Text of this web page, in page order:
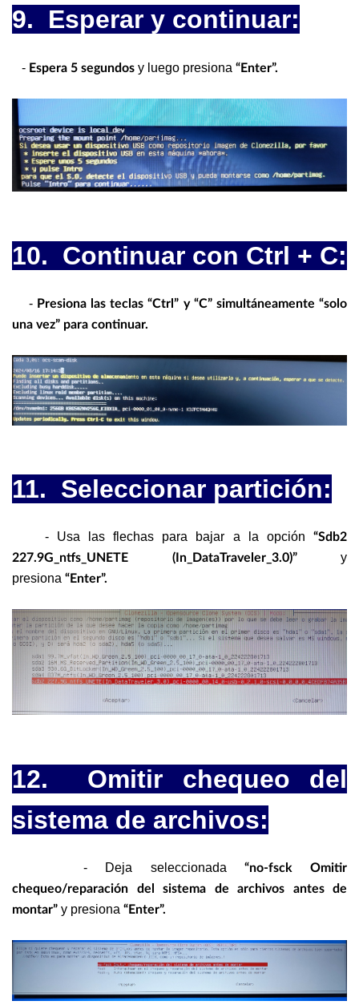
9. Esperar y continuar:
- Espera 5 segundos y luego presiona “Enter”.
10. Continuar con Ctrl + C:
- Presiona las teclas “Ctrl” y “C” simultáneamente “solo
una vez” para continuar.
11. Seleccionar partición:
- Usa las flechas para bajar a la opción “Sdb2
227.9G_ntfs_UNETE (In_DataTraveler_3.0)”y
presiona “Enter”.
12. Omitir chequeo del
sistema de archivos:
- Deja seleccionada “no-fsck Omitir
chequeo/reparación del sistema de archivos antes de
montar” y presiona “Enter”.